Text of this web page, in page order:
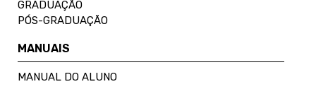
GRADUAÇÃO
PÓS-GRADUAÇÃO
MANUAIS
MANUAL DO ALUNO